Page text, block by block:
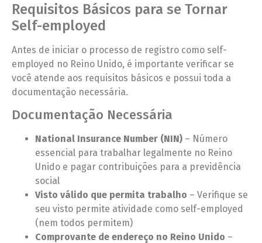
Requisitos Básicos para se Tornar
Self-employed
Antes de iniciar o processo de registro como self-
employed no Reino Unido, é importante verificar se
você atende aos requisitos básicos e possui toda a
documentação necessária.
Documentação Necessária
National Insurance Number (NIN) – Número
essencial para trabalhar legalmente no Reino
Unido e pagar contribuições para a previdência
social
Visto válido que permita trabalho – Verifique se
seu visto permite atividade como self-employed
(nem todos permitem)
Comprovante de endereço no Reino Unido –